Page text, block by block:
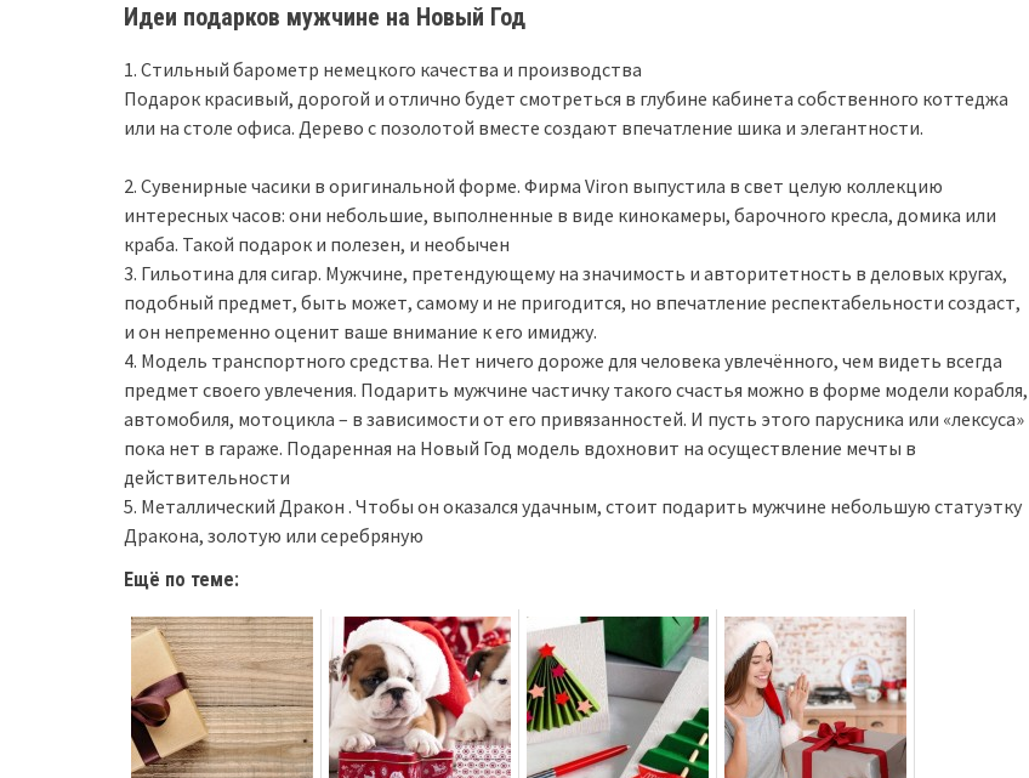
Идеи подарков мужчине на Новый Год
1. Стильный барометр немецкого качества и производства
Подарок красивый, дорогой и отлично будет смотреться в глубине кабинета собственного коттеджа
или на столе офиса. Дерево с позолотой вместе создают впечатление шика и элегантности.
2. Сувенирные часики в оригинальной форме. Фирма Viron выпустила в свет целую коллекцию
интересных часов: они небольшие, выполненные в виде кинокамеры, барочного кресла, домика или
краба. Такой подарок и полезен, и необычен
3. Гильотина для сигар. Мужчине, претендующему на значимость и авторитетность в деловых кругах,
подобный предмет, быть может, самому и не пригодится, но впечатление респектабельности создаст,
и он непременно оценит ваше внимание к его имиджу.
4. Модель транспортного средства. Нет ничего дороже для человека увлечённого, чем видеть всегда
предмет своего увлечения. Подарить мужчине частичку такого счастья можно в форме модели корабля,
автомобиля, мотоцикла – в зависимости от его привязанностей. И пусть этого парусника или «лексуса»
пока нет в гараже. Подаренная на Новый Год модель вдохновит на осуществление мечты в
действительности
5. Металлический Дракон . Чтобы он оказался удачным, стоит подарить мужчине небольшую статуэтку
Дракона, золотую или серебряную
Ещё по теме: